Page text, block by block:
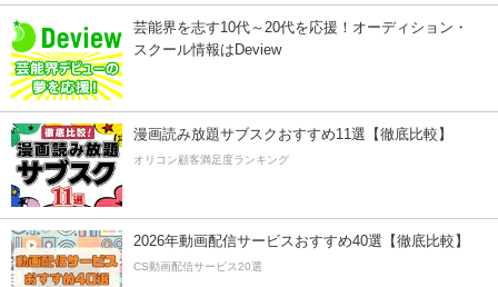
芸能界を志す10代～20代を応援！オーディション・
スクール情報はDeview
漫画読み放題サブスクおすすめ11選【徹底比較】
オリコン顧客満足度ランキング
2026年動画配信サービスおすすめ40選【徹底比較】
CS動画配信サービス20選